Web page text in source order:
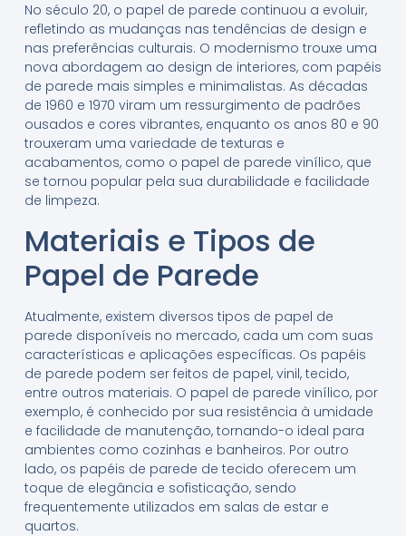
No século 20, o papel de parede continuou a evoluir,
refletindo as mudanças nas tendências de design e
nas preferências culturais. O modernismo trouxe uma
nova abordagem ao design de interiores, com papéis
de parede mais simples e minimalistas. As décadas
de 1960 e 1970 viram um ressurgimento de padrões
ousados e cores vibrantes, enquanto os anos 80 e 90
trouxeram uma variedade de texturas e
acabamentos, como o papel de parede vinílico, que
se tornou popular pela sua durabilidade e facilidade
de limpeza.
Materiais e Tipos de
Papel de Parede
Atualmente, existem diversos tipos de papel de
parede disponíveis no mercado, cada um com suas
características e aplicações específicas. Os papéis
de parede podem ser feitos de papel, vinil, tecido,
entre outros materiais. O papel de parede vinílico, por
exemplo, é conhecido por sua resistência à umidade
e facilidade de manutenção, tornando-o ideal para
ambientes como cozinhas e banheiros. Por outro
lado, os papéis de parede de tecido oferecem um
toque de elegância e sofisticação, sendo
frequentemente utilizados em salas de estar e
quartos.